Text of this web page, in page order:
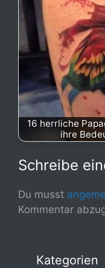
16 herrliche
ihre
Schreibe
Du musst
Kommentar
Kategorien